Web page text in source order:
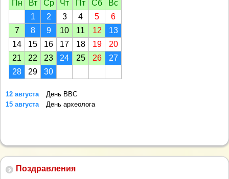
Поздравления
Пн
Вт Ср Чт Пт Сб
Вс
1
2 3 4 5
6
7
8 9 10 11 12
13
14
15 16 17 18 19
20
21
22 23 24 25 26
27
28
29 30
12 августа
День ВВС
15 августа
День археолога